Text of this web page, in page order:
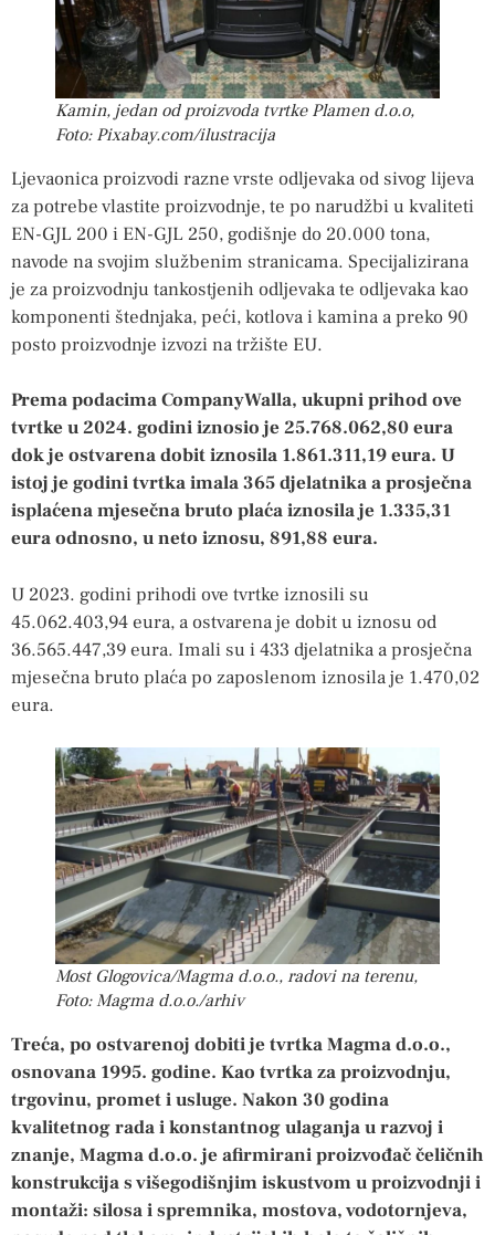
Kamin, jedan od proizvoda tvrtke Plamen d.o.o,
Foto: Pixabay.com/ilustracija
Ljevaonica proizvodi razne vrste odljevaka od sivog lijeva
za potrebe vlastite proizvodnje, te po narudžbi u kvaliteti
EN-GJL 200 i EN-GJL 250, godišnje do 20.000 tona,
navode na svojim službenim stranicama. Specijalizirana
je za proizvodnju tankostjenih odljevaka te odljevaka kao
komponenti štednjaka, peći, kotlova i kamina a preko 90
posto proizvodnje izvozi na tržište EU.
Prema podacima CompanyWalla, ukupni prihod ove
tvrtke u 2024. godini iznosio je 25.768.062,80 eura
dok je ostvarena dobit iznosila 1.861.311,19 eura. U
istoj je godini tvrtka imala 365 djelatnika a prosječna
isplaćena mjesečna bruto plaća iznosila je 1.335,31
eura odnosno, u neto iznosu, 891,88 eura.
U 2023. godini prihodi ove tvrtke iznosili su
45.062.403,94 eura, a ostvarena je dobit u iznosu od
36.565.447,39 eura. Imali su i 433 djelatnika a prosječna
mjesečna bruto plaća po zaposlenom iznosila je 1.470,02
eura.
Most Glogovica/Magma d.o.o., radovi na terenu,
Foto: Magma d.o.o./arhiv
Treća, po ostvarenoj dobiti je tvrtka Magma d.o.o.,
osnovana 1995. godine. Kao tvrtka za proizvodnju,
trgovinu, promet i usluge. Nakon 30 godina
kvalitetnog rada i konstantnog ulaganja u razvoj i
znanje, Magma d.o.o. je afirmirani proizvođač čeličnih
konstrukcija s višegodišnjim iskustvom u proizvodnji i
montaži: silosa i spremnika, mostova, vodotornjeva,